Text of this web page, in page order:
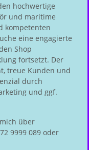
hochwertige
und maritime
kompetenten
eine engagierte
Shop
fortsetzt. Der
treue Kunden und
durch
und ggf.
über
9999 089 oder